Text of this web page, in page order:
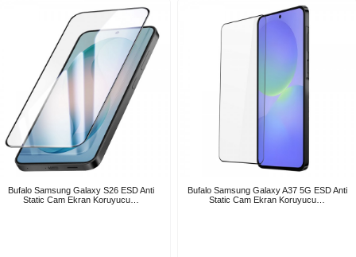
Bufalo Samsung Galaxy S26 ESD Anti
Static Cam Ekran Koruyucu…
Bufalo Samsung Galaxy A37 5G ESD Anti
Static Cam Ekran Koruyucu…